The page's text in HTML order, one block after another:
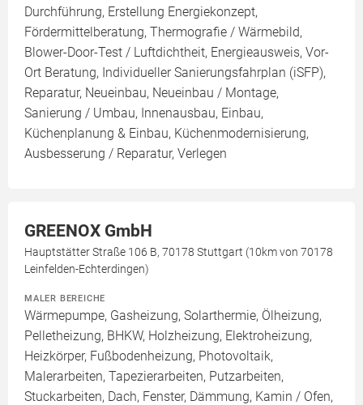
Durchführung, Erstellung Energiekonzept,
Fördermittelberatung, Thermografie / Wärmebild,
Blower-Door-Test / Luftdichtheit, Energieausweis, Vor-
Ort Beratung, Individueller Sanierungsfahrplan (iSFP),
Reparatur, Neueinbau, Neueinbau / Montage,
Sanierung / Umbau, Innenausbau, Einbau,
Küchenplanung & Einbau, Küchenmodernisierung,
Ausbesserung / Reparatur, Verlegen
GREENOX GmbH
Hauptstätter Straße 106 B, 70178 Stuttgart (10km von 70178
Leinfelden-Echterdingen)
MALER BEREICHE
Wärmepumpe, Gasheizung, Solarthermie, Ölheizung,
Pelletheizung, BHKW, Holzheizung, Elektroheizung,
Heizkörper, Fußbodenheizung, Photovoltaik,
Malerarbeiten, Tapezierarbeiten, Putzarbeiten,
Stuckarbeiten, Dach, Fenster, Dämmung, Kamin / Ofen,